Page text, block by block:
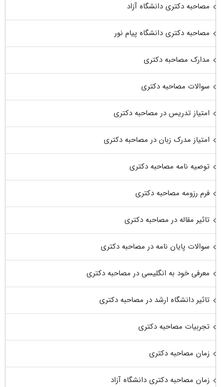
مصاحبه دکتری دانشگاه آزاد
مصاحبه دکتری دانشگاه پیام نور
مدارک مصاحبه دکتری
سوالات مصاحبه دکتری
امتیاز تدریس در مصاحبه دکتری
امتیاز مدرک زبان در مصاحبه دکتری
توصیه نامه مصاحبه دکتری
فرم رزومه مصاحبه دکتری
تاثیر مقاله در مصاحبه دکتری
سوالات پایان نامه در مصاحبه دکتری
معرفی خود به انگلیسی در مصاحبه دکتری
تاثیر دانشگاه ارشد در مصاحبه دکتری
تجربیات مصاحبه دکتری
زمان مصاحبه دکتری
زمان مصاحبه دکتری دانشگاه آزاد